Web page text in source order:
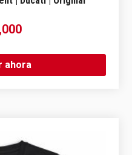
ahora